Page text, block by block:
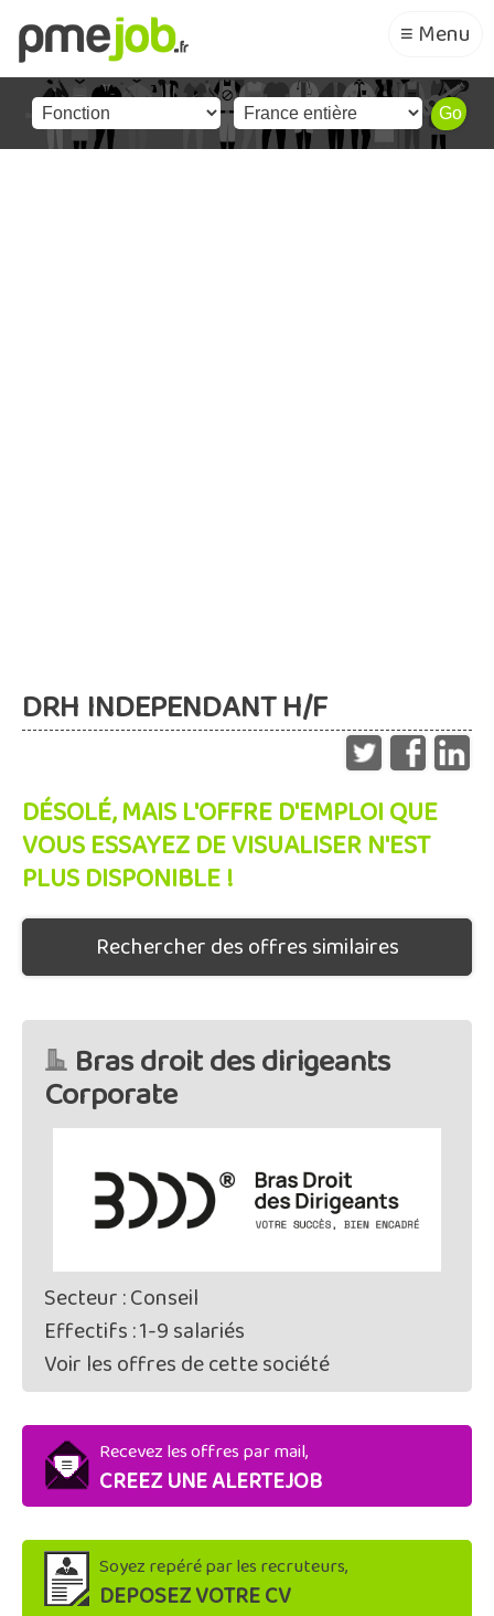
≡ Menu
DRH INDEPENDANT H/F
DÉSOLÉ, MAIS L'OFFRE D'EMPLOI QUE
VOUS ESSAYEZ DE VISUALISER N'EST
PLUS DISPONIBLE !
Rechercher des offres similaires
Bras droit des dirigeants
Corporate
Secteur : Conseil
Effectifs : 1-9 salariés
Voir les offres de cette société
Recevez les offres par mail,
CREEZ UNE ALERTEJOB
Soyez repéré par les recruteurs,
DEPOSEZ VOTRE CV